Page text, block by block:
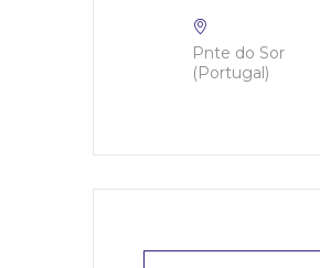
Pnte do Sor
(Portugal)